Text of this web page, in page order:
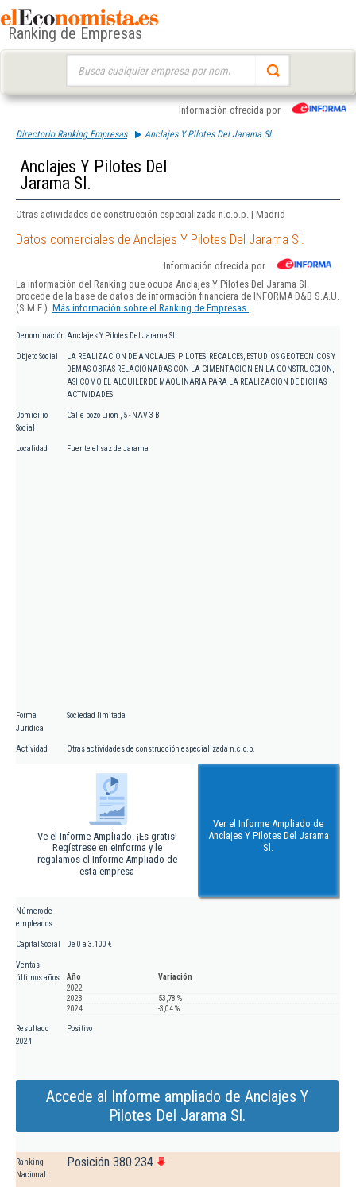
Ranking de Empresas
Información ofrecida por
Directorio Ranking Empresas Anclajes Y Pilotes Del Jarama Sl.
Anclajes Y Pilotes Del
Jarama Sl.
Otras actividades de construcción especializada n.c.o.p. | Madrid
Datos comerciales de Anclajes Y Pilotes Del Jarama Sl.
Información ofrecida por
La información del Ranking que ocupa Anclajes Y Pilotes Del Jarama Sl.
procede de la base de datos de información financiera de INFORMA D&B S.A.U.
(S.M.E.). Más información sobre el Ranking de Empresas.
Denominación Anclajes Y Pilotes Del Jarama Sl.
Objeto Social
LA REALIZACION DE ANCLAJES, PILOTES, RECALCES, ESTUDIOS GEOTECNICOS Y
DEMAS OBRAS RELACIONADAS CON LA CIMENTACION EN LA CONSTRUCCION,
ASI COMO EL ALQUILER DE MAQUINARIA PARA LA REALIZACION DE DICHAS
ACTIVIDADES
Domicilio
Social
Calle pozo Liron , 5 - NAV 3 B
Localidad Fuente el saz de Jarama
Forma
Jurídica
Sociedad limitada
Actividad Otras actividades de construcción especializada n.c.o.p.
Ve el Informe Ampliado. ¡Es gratis!
Regístrese en eInforma y le
regalamos el Informe Ampliado de
esta empresa
Ver el Informe Ampliado de
Anclajes Y Pilotes Del Jarama
Sl.
Número de
empleados
Capital Social De 0 a 3.100 €
Ventas
últimos años
Año
Variación
2022
2023
53,78 %
2024
-3,04 %
Resultado
2024
Positivo
Accede al Informe ampliado de Anclajes Y
Pilotes Del Jarama Sl.
Ranking
Nacional
Posición 380.234